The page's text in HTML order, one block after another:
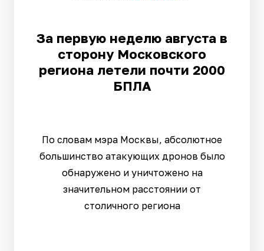
За первую неделю августа в
сторону Московского
региона летели почти 2000
БПЛА
По словам мэра Москвы, абсолютное
большинство атакующих дронов было
обнаружено и уничтожено на
значительном расстоянии от
столичного региона